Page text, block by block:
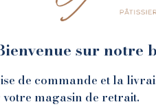
sur notre
de commande et la
magasin de retrait.
NOS